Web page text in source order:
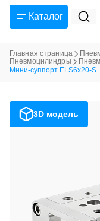
Каталог
Главная страница
Пневмоцилиндры
Мини-суппорт ELS6x20-S
3D модель